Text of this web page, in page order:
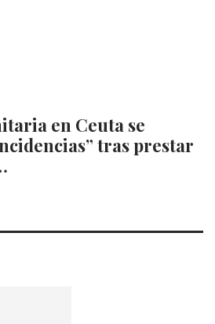
en Ceuta se
tras prestar